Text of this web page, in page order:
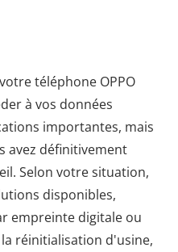
téléphone OPPO
à vos données
importantes, mais
avez définitivement
Selon votre situation,
disponibles,
empreinte digitale ou
réinitialisation d'usine,